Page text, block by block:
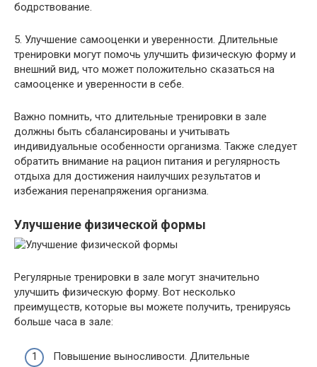
бодрствование.
5. Улучшение самооценки и уверенности. Длительные
тренировки могут помочь улучшить физическую форму и
внешний вид, что может положительно сказаться на
самооценке и уверенности в себе.
Важно помнить, что длительные тренировки в зале
должны быть сбалансированы и учитывать
индивидуальные особенности организма. Также следует
обратить внимание на рацион питания и регулярность
отдыха для достижения наилучших результатов и
избежания перенапряжения организма.
Улучшение физической формы
Регулярные тренировки в зале могут значительно
улучшить физическую форму. Вот несколько
преимуществ, которые вы можете получить, тренируясь
больше часа в зале:
Повышение выносливости. Длительные